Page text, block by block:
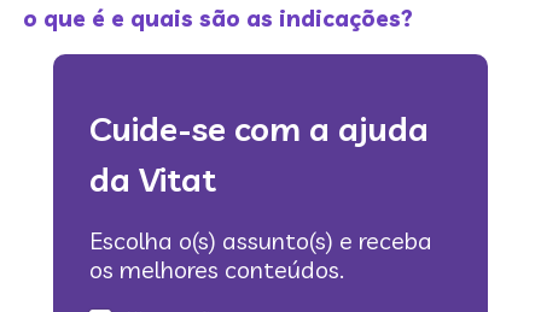
o que é e quais são as indicações?